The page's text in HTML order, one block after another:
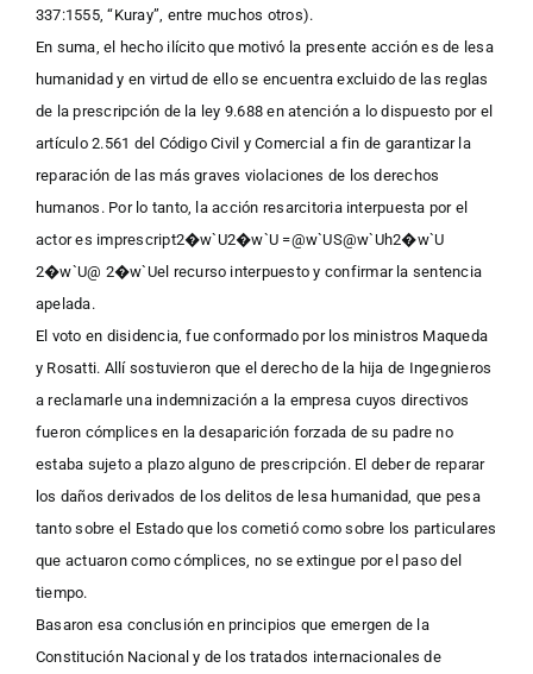
337:1555, “Kuray”, entre muchos otros).
En suma, el hecho ilícito que motivó la presente acción es de lesa
humanidad y en virtud de ello se encuentra excluido de las reglas
de la prescripción de la ley 9.688 en atención a lo dispuesto por el
artículo 2.561 del Código Civil y Comercial a fin de garantizar la
reparación de las más graves violaciones de los derechos
humanos. Por lo tanto, la acción resarcitoria interpuesta por el
actor es imprescript2�w`U2�w`U =@w`US@w`Uh2�w`U
2�w`U@ 2�w`Uel recurso interpuesto y confirmar la sentencia
apelada.
El voto en disidencia, fue conformado por los ministros Maqueda
y Rosatti. Allí sostuvieron que el derecho de la hija de Ingegnieros
a reclamarle una indemnización a la empresa cuyos directivos
fueron cómplices en la desaparición forzada de su padre no
estaba sujeto a plazo alguno de prescripción. El deber de reparar
los daños derivados de los delitos de lesa humanidad, que pesa
tanto sobre el Estado que los cometió como sobre los particulares
que actuaron como cómplices, no se extingue por el paso del
tiempo.
Basaron esa conclusión en principios que emergen de la
Constitución Nacional y de los tratados internacionales de